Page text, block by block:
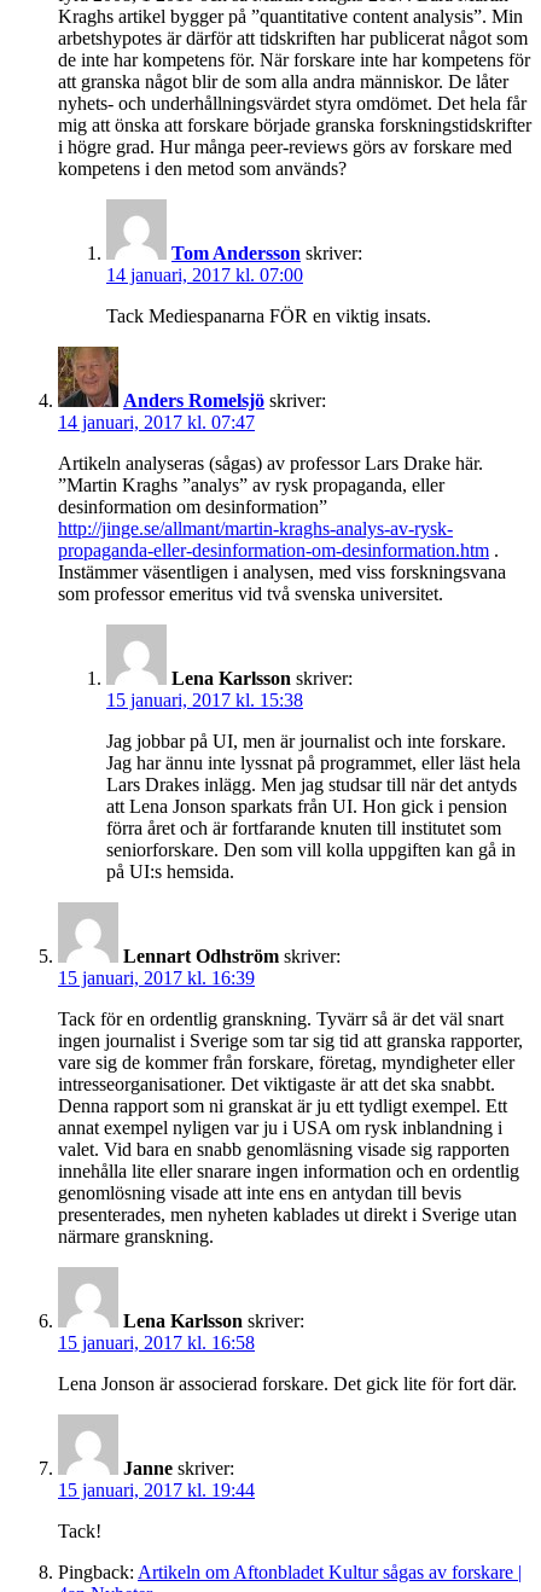
Kraghs artikel bygger på ”quantitative content analysis”. Min
arbetshypotes är därför att tidskriften har publicerat något som
de inte har kompetens för. När forskare inte har kompetens för
att granska något blir de som alla andra människor. De låter
nyhets- och underhållningsvärdet styra omdömet. Det hela får
mig att önska att forskare började granska forskningstidskrifter
i högre grad. Hur många peer-reviews görs av forskare med
kompetens i den metod som används?
Tom Andersson skriver:
14 januari, 2017 kl. 07:00
Tack Mediespanarna FÖR en viktig insats.
Anders Romelsjö skriver:
14 januari, 2017 kl. 07:47
Artikeln analyseras (sågas) av professor Lars Drake här.
”Martin Kraghs ”analys” av rysk propaganda, eller
desinformation om desinformation”
http://jinge.se/allmant/martin-kraghs-analys-av-rysk-
propaganda-eller-desinformation-om-desinformation.htm .
Instämmer väsentligen i analysen, med viss forskningsvana
som professor emeritus vid två svenska universitet.
Lena Karlsson skriver:
15 januari, 2017 kl. 15:38
Jag jobbar på UI, men är journalist och inte forskare.
Jag har ännu inte lyssnat på programmet, eller läst hela
Lars Drakes inlägg. Men jag studsar till när det antyds
att Lena Jonson sparkats från UI. Hon gick i pension
förra året och är fortfarande knuten till institutet som
seniorforskare. Den som vill kolla uppgiften kan gå in
på UI:s hemsida.
Lennart Odhström skriver:
15 januari, 2017 kl. 16:39
Tack för en ordentlig granskning. Tyvärr så är det väl snart
ingen journalist i Sverige som tar sig tid att granska rapporter,
vare sig de kommer från forskare, företag, myndigheter eller
intresseorganisationer. Det viktigaste är att det ska snabbt.
Denna rapport som ni granskat är ju ett tydligt exempel. Ett
annat exempel nyligen var ju i USA om rysk inblandning i
valet. Vid bara en snabb genomläsning visade sig rapporten
innehålla lite eller snarare ingen information och en ordentlig
genomlösning visade att inte ens en antydan till bevis
presenterades, men nyheten kablades ut direkt i Sverige utan
närmare granskning.
Lena Karlsson skriver:
15 januari, 2017 kl. 16:58
Lena Jonson är associerad forskare. Det gick lite för fort där.
Janne skriver:
15 januari, 2017 kl. 19:44
Tack!
Pingback: Artikeln om Aftonbladet Kultur sågas av forskare |